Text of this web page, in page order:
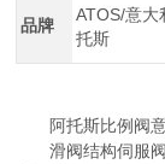
品牌
ATOS/意大
托斯
阿托斯比例阀意
滑阀结构伺服阀